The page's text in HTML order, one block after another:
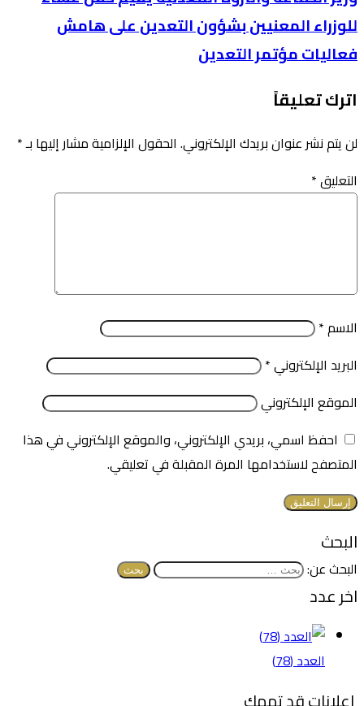
للوزراء المعنيين بشؤون التعدين على هامش
فعاليات مؤتمر التعدين
اترك تعليقاً
لن يتم نشر عنوان بريدك الإلكتروني. الحقول الإلزامية مشار إليها بـ*
التعليق*
الاسم*
البريد الإلكتروني*
الموقع الإلكتروني
احفظ اسمي، بريدي الإلكتروني، والموقع الإلكتروني في هذا
المتصفح لاستخدامها المرة المقبلة في تعليقي.
البحث
البحث عن:
اخر عدد
العدد (78)